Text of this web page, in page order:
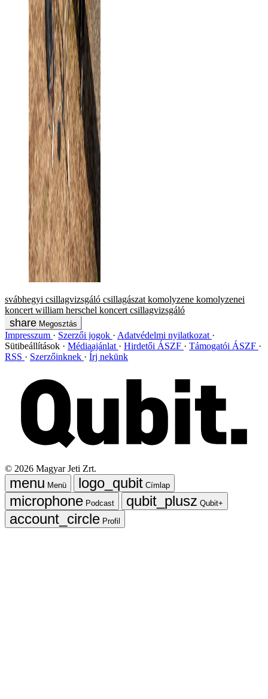
svábhegyi csillagvizsgáló csillagászat komolyzene komolyzenei
koncert william herschel koncert csillagvizsgáló
Megosztás
Impresszum Szerzői jogok
Adatvédelmi nyilatkozat
Sütibeállítások
Médiaajánlat Hirdetői ÁSZF
Támogatói ÁSZF
RSS
Szerzőinknek Írj nekünk
© 2026 Magyar Jeti Zrt.
Menü
Címlap
Podcast
Qubit+
Profil